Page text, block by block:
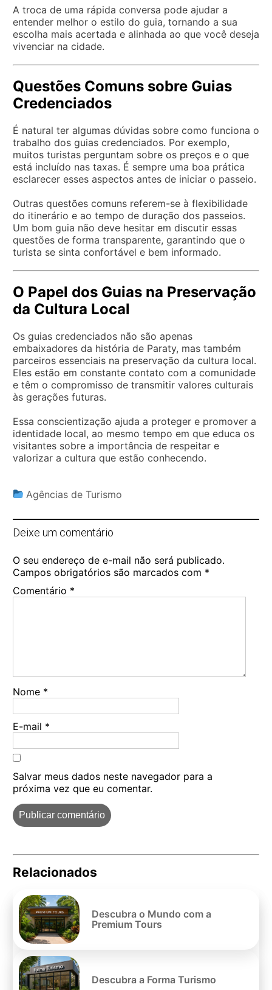
A troca de uma rápida conversa pode ajudar a
entender melhor o estilo do guia, tornando a sua
escolha mais acertada e alinhada ao que você deseja
vivenciar na cidade.
Questões Comuns sobre Guias
Credenciados
É natural ter algumas dúvidas sobre como funciona o
trabalho dos guias credenciados. Por exemplo,
muitos turistas perguntam sobre os preços e o que
está incluído nas taxas. É sempre uma boa prática
esclarecer esses aspectos antes de iniciar o passeio.
Outras questões comuns referem-se à flexibilidade
do itinerário e ao tempo de duração dos passeios.
Um bom guia não deve hesitar em discutir essas
questões de forma transparente, garantindo que o
turista se sinta confortável e bem informado.
O Papel dos Guias na Preservação
da Cultura Local
Os guias credenciados não são apenas
embaixadores da história de Paraty, mas também
parceiros essenciais na preservação da cultura local.
Eles estão em constante contato com a comunidade
e têm o compromisso de transmitir valores culturais
às gerações futuras.
Essa conscientização ajuda a proteger e promover a
identidade local, ao mesmo tempo em que educa os
visitantes sobre a importância de respeitar e
valorizar a cultura que estão conhecendo.
Agências de Turismo
Deixe um comentário
O seu endereço de e-mail não será publicado.
Campos obrigatórios são marcados com *
Comentário *
Nome *
E-mail *
Salvar meus dados neste navegador para a
próxima vez que eu comentar.
Relacionados
Descubra o Mundo com a
Premium Tours
Descubra a Forma Turismo